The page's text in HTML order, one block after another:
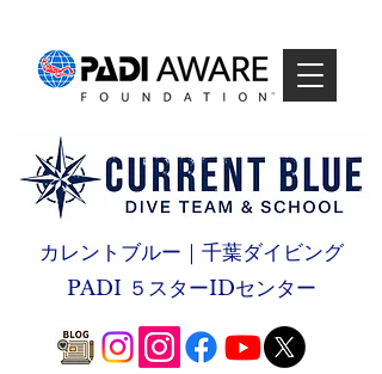
カレントブルー｜千葉ダイビング
PADI ５スターIDセンター